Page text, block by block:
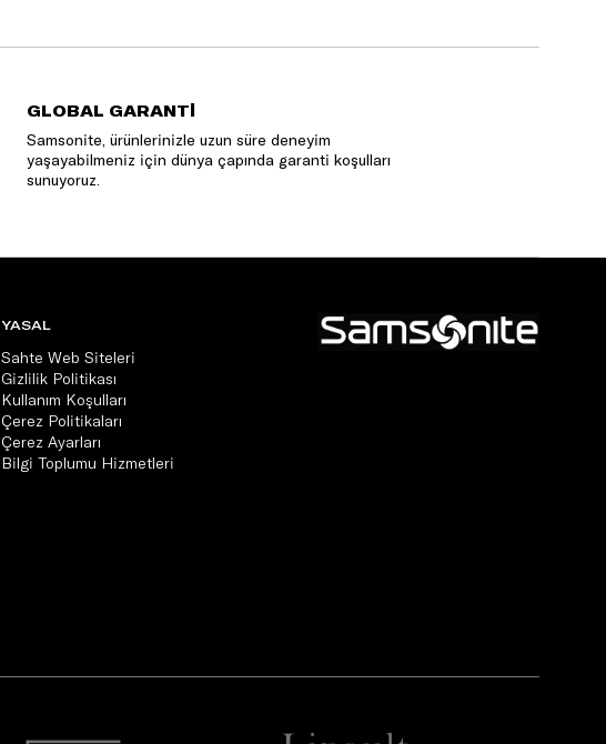
GLOBAL GARANTİ
Samsonite, ürünlerinizle uzun süre deneyim
yaşayabilmeniz için dünya çapında garanti koşulları
sunuyoruz.
YASAL
Sahte Web Siteleri
Gizlilik Politikası
Kullanım Koşulları
Çerez Politikaları
Çerez Ayarları
Bilgi Toplumu Hizmetleri